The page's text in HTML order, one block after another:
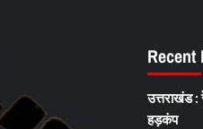
Recent
उत्तराखंड :
हड़कंप